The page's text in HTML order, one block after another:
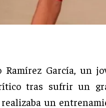
Ramírez García, un
tras sufrir un
un